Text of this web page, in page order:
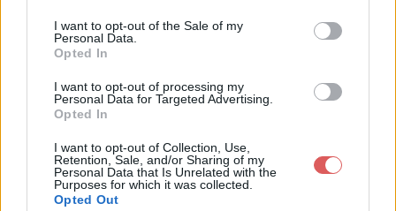
I want to opt-out of the Sale of my
Personal Data.
Opted In
I want to opt-out of processing my
Personal Data for Targeted Advertising.
Opted In
I want to opt-out of Collection, Use,
Retention, Sale, and/or Sharing of my
Personal Data that Is Unrelated with the
Purposes for which it was collected.
Opted Out
Télécharger communique_Preside